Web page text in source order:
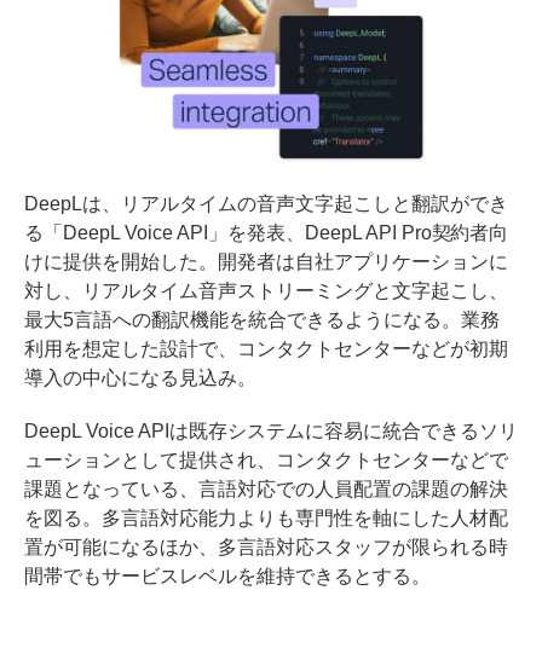
DeepLは、リアルタイムの音声文字起こしと翻訳ができ
る「DeepL Voice API」を発表、DeepL API Pro契約者向
けに提供を開始した。開発者は自社アプリケーションに
対し、リアルタイム音声ストリーミングと文字起こし、
最大5言語への翻訳機能を統合できるようになる。業務
利用を想定した設計で、コンタクトセンターなどが初期
導入の中心になる見込み。
DeepL Voice APIは既存システムに容易に統合できるソリ
ューションとして提供され、コンタクトセンターなどで
課題となっている、言語対応での人員配置の課題の解決
を図る。多言語対応能力よりも専門性を軸にした人材配
置が可能になるほか、多言語対応スタッフが限られる時
間帯でもサービスレベルを維持できるとする。